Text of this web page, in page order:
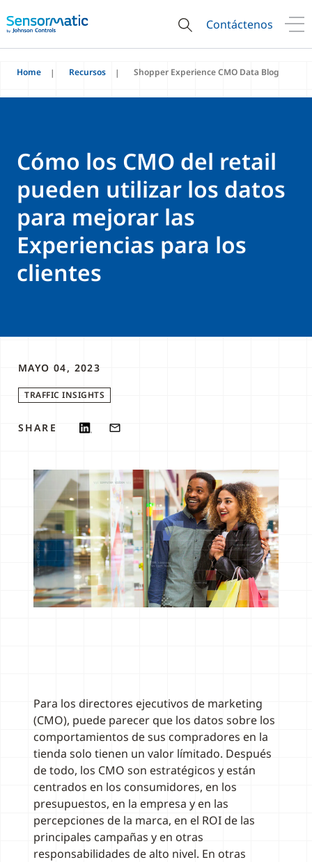
Contáctenos
Home Recursos Shopper Experience CMO Data Blog
Cómo los CMO del retail
pueden utilizar los datos
para mejorar las
Experiencias para los
clientes
MAYO 04, 2023
TRAFFIC INSIGHTS
SHARE
Para los directores ejecutivos de marketing
(CMO), puede parecer que los datos sobre los
comportamientos de sus compradores en la
tienda solo tienen un valor límitado. Después
de todo, los CMO son estratégicos y están
centrados en los consumidores, en los
presupuestos, en la empresa y en las
percepciones de la marca, en el ROI de las
principales campañas y en otras
responsabilidades de alto nivel. En otras